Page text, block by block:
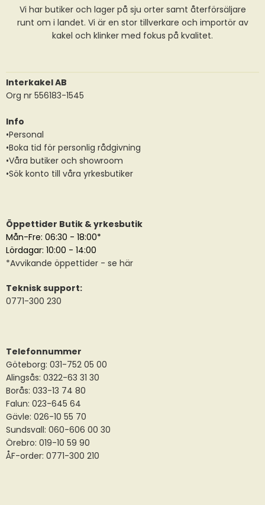
Vi har butiker och lager på sju orter samt återförsäljare
runt om i landet. Vi är en stor tillverkare och importör av
kakel och klinker med fokus på kvalitet.
Interkakel AB
Org nr 556183-1545
Info
•Personal
•Boka tid för personlig rådgivning
•Våra butiker och showroom
•Sök konto till våra yrkesbutiker
Öppettider Butik & yrkesbutik
Mån-Fre: 06:30 - 18:00*
Lördagar: 10:00 - 14:00
*Avvikande öppettider - se här
Teknisk support:
0771-300 230
Telefonnummer
Göteborg: 031-752 05 00
Alingsås: 0322-63 31 30
Borås: 033-13 74 80
Falun: 023-645 64
Gävle: 026-10 55 70
Sundsvall: 060-606 00 30
Örebro: 019-10 59 90
ÅF-order: 0771-300 210